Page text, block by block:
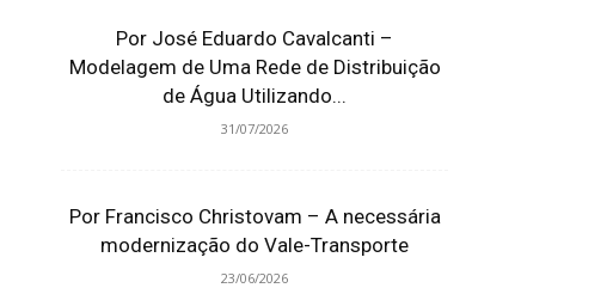
Por José Eduardo Cavalcanti –
Modelagem de Uma Rede de Distribuição
de Água Utilizando...
31/07/2026
Por Francisco Christovam – A necessária
modernização do Vale-Transporte
23/06/2026